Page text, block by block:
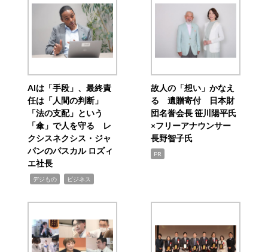
AIは「手段」、最終責
任は「人間の判断」
「法の支配」という
「傘」で人を守る レ
クシスネクシス・ジャ
パンのパスカル ロズィ
エ社長
デジもの ビジネス
故人の「想い」かなえ
る 遺贈寄付 日本財
団名誉会長 笹川陽平氏
×フリーアナウンサー
長野智子氏
PR